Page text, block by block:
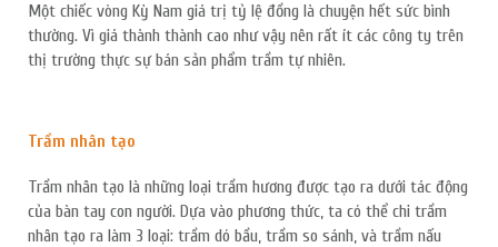
Một chiếc vòng Kỳ Nam giá trị tỷ lệ đồng là chuyện hết sức bình
thường. Vì giá thành thành cao như vậy nên rất ít các công ty trên
thị trường thực sự bán sản phẩm trầm tự nhiên.
Trầm nhân tạo
Trầm nhân tạo là những loại trầm hương được tạo ra dưới tác động
của bàn tay con người. Dựa vào phương thức, ta có thể chi trầm
nhân tạo ra làm 3 loại: trầm dó bầu, trầm so sánh, và trầm nấu